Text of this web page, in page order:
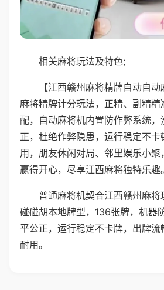
相关麻将玩法及特色;
【江西赣州麻将精牌自动自
麻将精牌计分玩法，正精、副精
配，自动麻将机内置防作弊系统
正，杜绝作弊隐患，运行稳定不
用，朋友休闲对局、邻里娱乐小聚
赢得开心，尽享江西麻将独特乐趣。
普通麻将机契合江西赣州麻将
碰碰胡本地牌型，136张牌，机器
平公正，运行稳定不卡牌，出牌流
耐用。